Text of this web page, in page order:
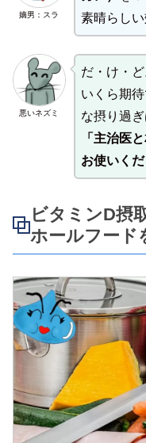
嫡男：スラ
素晴らしい
悪いネズミ
だ・け・ど
いくら期
な摂り過ぎ
「主治医
お使いくだ
ビタミンD摂
ホールフード